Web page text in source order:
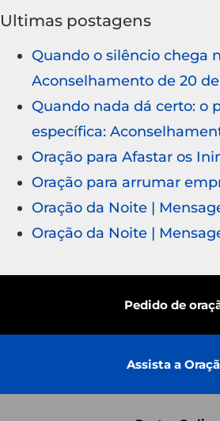
Ultimas postagens
Quando o silêncio chega
Aconselhamento de 20
Quando nada dá certo: o
específica:
Oração para Afastar os
Oração para arrumar
Oração da Noite |
Oração da Noite |
Pedido de
Assista a